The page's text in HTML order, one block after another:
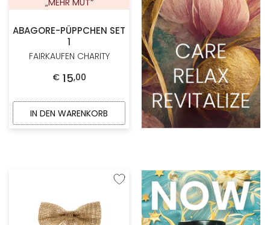
„MEHR MUT“
ABAGORE-PÜPPCHEN SET
1
FAIRKAUFEN CHARITY
€ 15,00
IN DEN WARENKORB
Zur Wunschliste hinzufügen